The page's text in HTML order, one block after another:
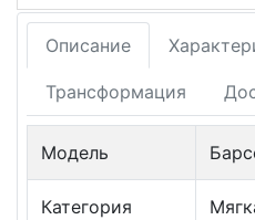
Описание
Трансформация
Модель
Категория